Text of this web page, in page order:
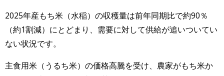
2025年産もち米（水稲）の収穫量は前年同期比で約90％
（約1割減）にとどまり、需要に対して供給が追いついてい
ない状況です。
主食用米（うるち米）の価格高騰を受け、農家がもち米か